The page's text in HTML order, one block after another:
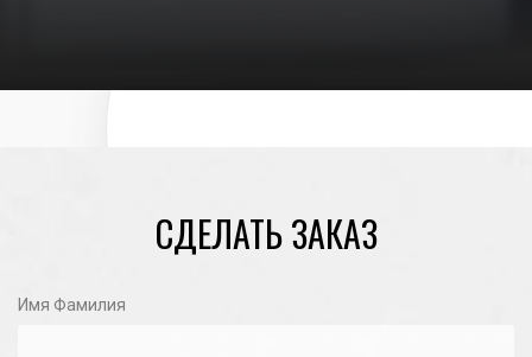
СДЕЛАТЬ ЗАКАЗ
Имя Фамилия